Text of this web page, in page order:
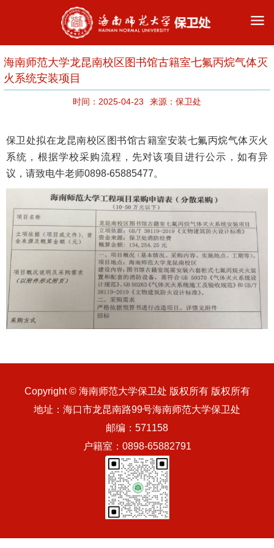
海南师范大学龙昆南校区图书馆古籍室七氟丙烷气体灭
火系统安装项目
时间：2025-04-23 来源：保卫处
保卫处拟在龙昆南校区图书馆古籍室安装七氟丙烷气体灭火
系统 ，根据学校采购流程，先对该项目进行公示，如有异
议，请致电牛老师0898-65885477。
Copyright © 海南师范大学保卫处 版权所有 版权所有
地址：海口市龙昆南路99号海南师范大学保卫处
邮编：571158
户籍室：0898-65882791